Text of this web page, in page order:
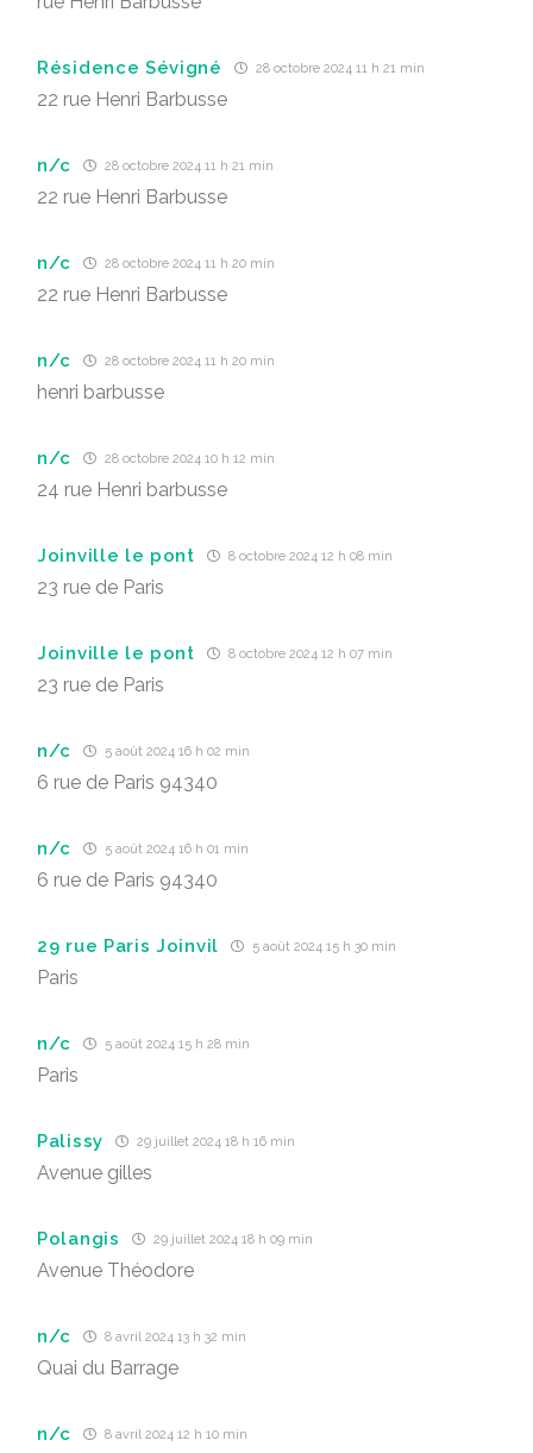
Résidence Sévigné 28 octobre 2024 11 h 21 min
22 rue Henri Barbusse
n/c 28 octobre 2024 11 h 21 min
22 rue Henri Barbusse
n/c 28 octobre 2024 11 h 20 min
22 rue Henri Barbusse
n/c 28 octobre 2024 11 h 20 min
henri barbusse
n/c 28 octobre 2024 10 h 12 min
24 rue Henri barbusse
Joinville le pont 8 octobre 2024 12 h 08 min
23 rue de Paris
Joinville le pont 8 octobre 2024 12 h 07 min
23 rue de Paris
n/c 5 août 2024 16 h 02 min
6 rue de Paris 94340
n/c 5 août 2024 16 h 01 min
6 rue de Paris 94340
29 rue Paris Joinvil 5 août 2024 15 h 30 min
Paris
n/c 5 août 2024 15 h 28 min
Paris
Palissy 29 juillet 2024 18 h 16 min
Avenue gilles
Polangis 29 juillet 2024 18 h 09 min
Avenue Théodore
n/c 8 avril 2024 13 h 32 min
Quai du Barrage
n/c 8 avril 2024 12 h 10 min